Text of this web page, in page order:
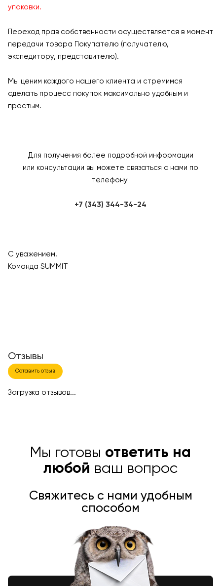
упаковки.
Переход прав собственности осуществляется в момент
передачи товара Покупателю (получателю,
экспедитору, представителю).
Мы ценим каждого нашего клиента и стремимся
сделать процесс покупок максимально удобным и
простым.
Для получения более подробной информации
или консультации вы можете связаться с нами по
телефону
+7 (343) 344-34-24
С уважением,
Команда SUMMIT
Отзывы
Оставить отзыв
Загрузка отзывов...
Мы готовы ответить на
любой ваш вопрос
Свяжитесь с нами удобным
способом